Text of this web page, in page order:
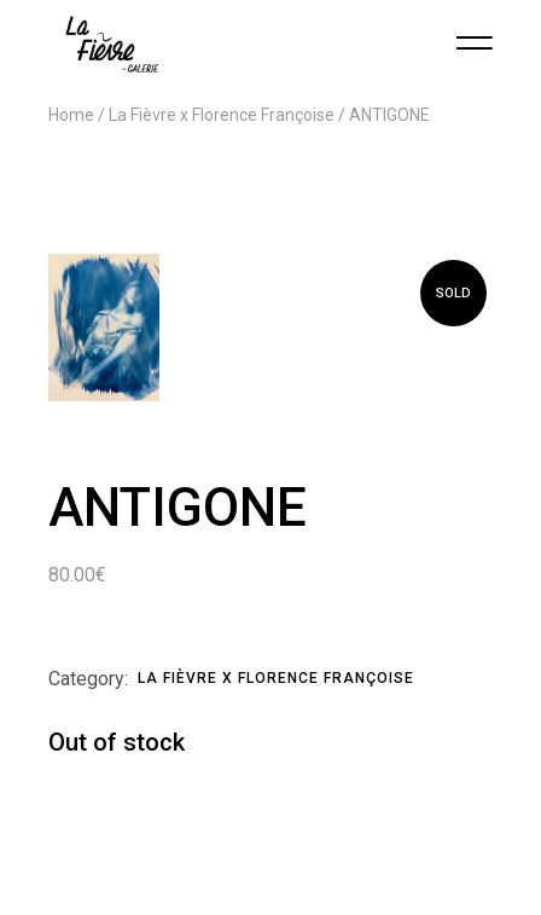
Home La Fièvre x Florence Françoise ANTIGONE
SOLD
ANTIGONE
80.00€
Category: LA FIÈVRE X FLORENCE FRANÇOISE
Out of stock